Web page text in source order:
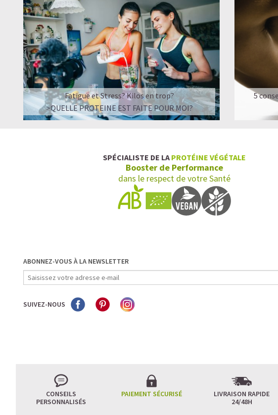
Fatigue et Stress? Kilos en trop?
>QUELLE PROTEINE EST FAITE POUR MOI?
5
SPÉCIALISTE DE LA PROTÉINE VÉGÉTALE
Booster de Performance
dans le respect de votre Santé
ABONNEZ-VOUS À LA NEWSLETTER
SUIVEZ-NOUS
CONSEILS
PERSONNALISÉS
PAIEMENT SÉCURISÉ
LIVRAISON RAPIDE
24/48H